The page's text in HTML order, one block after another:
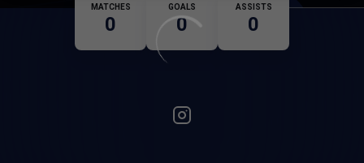
MATCHES
0
GOALS
0
ASSISTS
0